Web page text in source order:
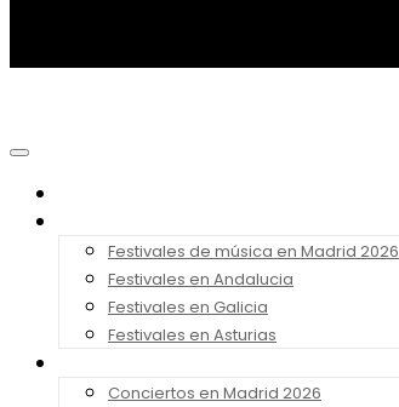
Festivales de música en Madrid 2026
Festivales en Andalucia
Festivales en Galicia
Festivales en Asturias
Conciertos en Madrid 2026